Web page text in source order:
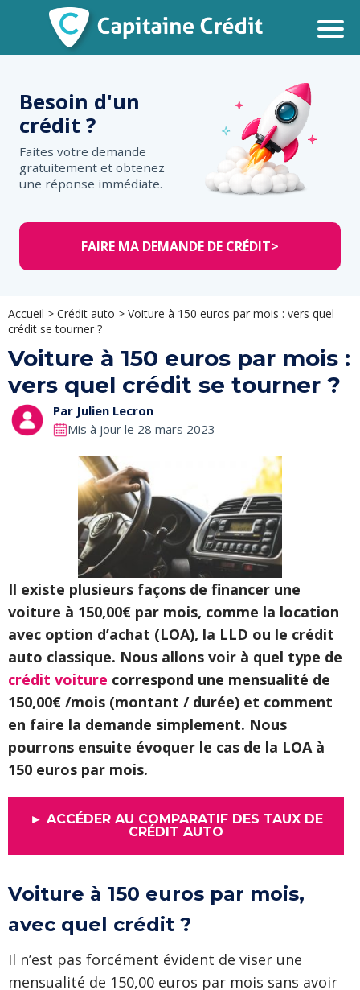
Besoin d'un
crédit ?
Faites votre demande
gratuitement et obtenez
une réponse immédiate.
FAIRE MA DEMANDE DE CRÉDIT>
Accueil > Crédit auto > Voiture à 150 euros par mois : vers quel
crédit se tourner ?
Voiture à 150 euros par mois :
vers quel crédit se tourner ?
Par Julien Lecron
Mis à jour le 28 mars 2023
Il existe plusieurs façons de financer une
voiture à 150,00€ par mois, comme la location
avec option d’achat (LOA), la LLD ou le crédit
auto classique. Nous allons voir à quel type de
crédit voiture correspond une mensualité de
150,00€ /mois (montant / durée) et comment
en faire la demande simplement. Nous
pourrons ensuite évoquer le cas de la LOA à
150 euros par mois.
► ACCÉDER AU COMPARATIF DES TAUX DE
CRÉDIT AUTO
Voiture à 150 euros par mois,
avec quel crédit ?
Il n’est pas forcément évident de viser une
mensualité de 150,00 euros par mois sans avoir